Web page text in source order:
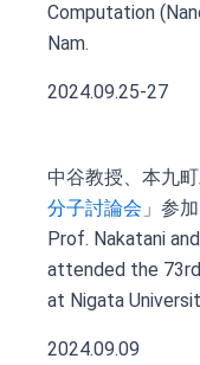
Computation
Nam.
2024.09.25-27
中谷教授、本九
分子討論会 」参
Prof. Nakatani
attended the
at Nigata
2024.09.09